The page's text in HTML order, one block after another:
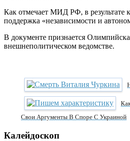
Как отмечает МИД РФ, в результате
поддержка «независимости и
В документе признается
внешнеполитическом ведомстве.
Свои Аргументы В Споре С Украиной
Калейдоскоп